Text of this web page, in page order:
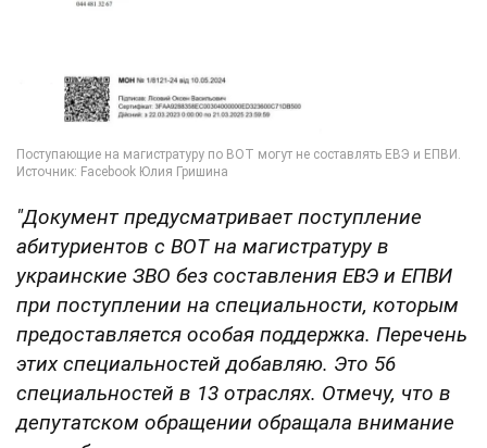
"Документ предусматривает поступление
абитуриентов с ВОТ на магистратуру в
украинские ЗВО без составления ЕВЭ и ЕПВИ
при поступлении на специальности, которым
предоставляется особая поддержка. Перечень
этих специальностей добавляю. Это 56
специальностей в 13 отраслях. Отмечу, что в
депутатском обращении обращала внимание